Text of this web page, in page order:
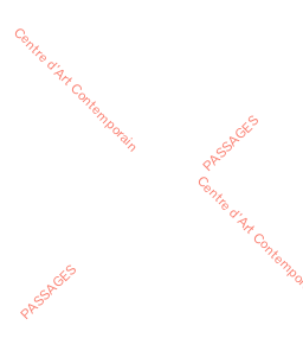
Centre d’Art Contemporain
PASSAGES
PASSAGES
Centre d’Art Contemporain